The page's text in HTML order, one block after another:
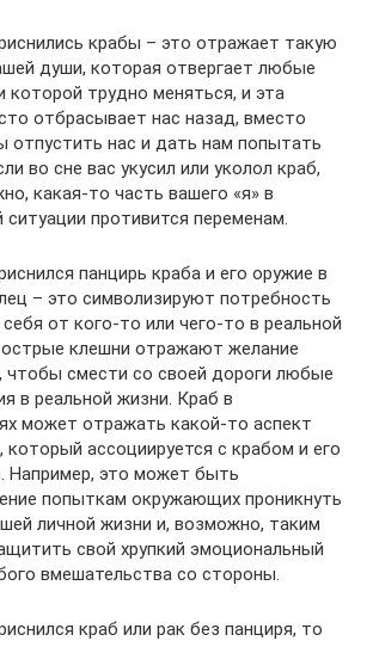
крабы – это отражает такую
души, которая отвергает любые
которой трудно меняться, и эта
отбрасывает нас назад, вместо
отпустить нас и дать нам попытать
во сне вас укусил или уколол краб,
какая-то часть вашего «я» в
противится переменам.
панцирь краба и его оружие в
– это символизируют потребность
от кого-то или чего-то в реальной
острые клешни отражают желание
чтобы смести со своей дороги любые
в реальной жизни. Краб в
может отражать какой-то аспект
который ассоциируется с крабом и его
Например, это может быть
попыткам окружающих проникнуть
личной жизни и, возможно, таким
свой хрупкий эмоциональный
вмешательства со стороны.
краб или рак без панциря, то